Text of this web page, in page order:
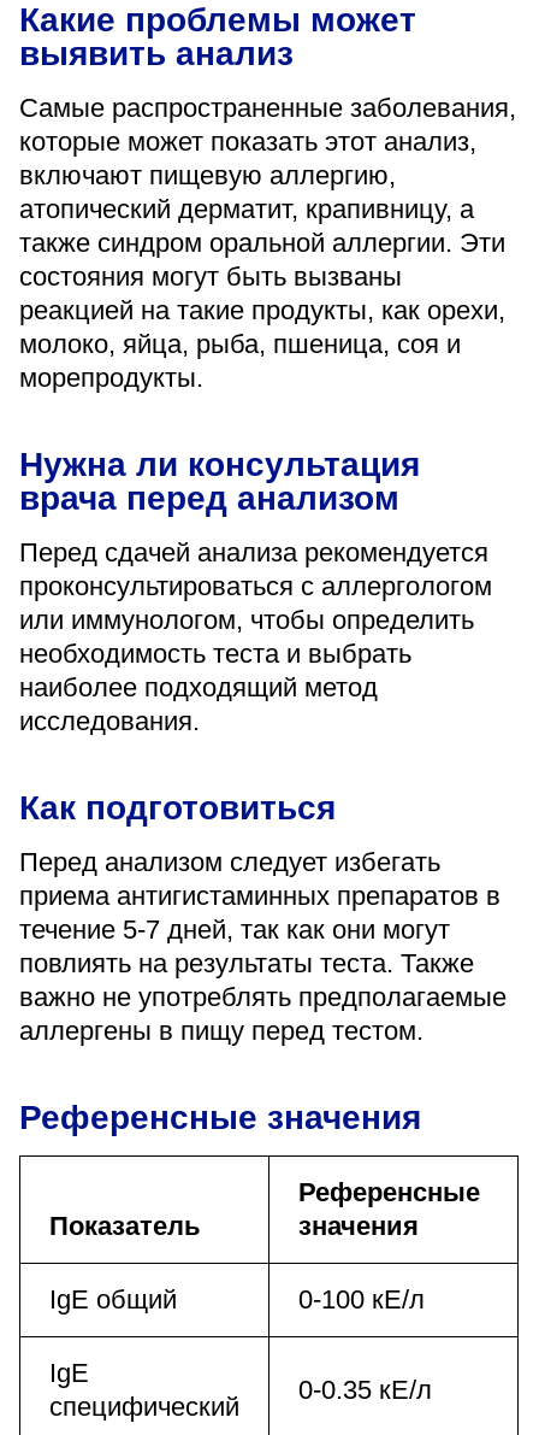
08:00–15:45
Администратор
+7 (4742) 72-73-31
Версия для слабовидящих
Какие проблемы может
выявить анализ
Самые распространенные заболевания,
которые может показать этот анализ,
включают пищевую аллергию,
атопический дерматит, крапивницу, а
также синдром оральной аллергии. Эти
состояния могут быть вызваны
реакцией на такие продукты, как орехи,
молоко, яйца, рыба, пшеница, соя и
морепродукты.
Нужна ли консультация
врача перед анализом
Перед сдачей анализа рекомендуется
проконсультироваться с аллергологом
или иммунологом, чтобы определить
необходимость теста и выбрать
наиболее подходящий метод
исследования.
Как подготовиться
Перед анализом следует избегать
приема антигистаминных препаратов в
течение 5-7 дней, так как они могут
повлиять на результаты теста. Также
важно не употреблять предполагаемые
аллергены в пищу перед тестом.
Референсные значения
Показатель
Референсные
значения
IgE общий 0-100 кЕ/л
IgE
специфический
0-0.35 кЕ/л